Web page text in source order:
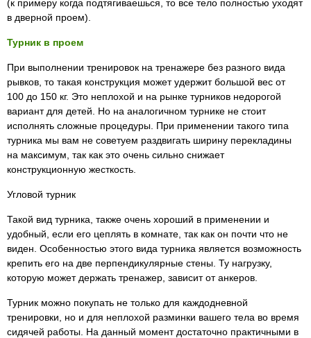
(к примеру когда подтягиваешься, то все тело полностью уходят
в дверной проем).
Турник в проем
При выполнении тренировок на тренажере без разного вида
рывков, то такая конструкция может удержит большой вес от
100 до 150 кг. Это неплохой и на рынке турников недорогой
вариант для детей. Но на аналогичном турнике не стоит
исполнять сложные процедуры. При применении такого типа
турника мы вам не советуем раздвигать ширину перекладины
на максимум, так как это очень сильно снижает
конструкционную жесткость.
Угловой турник
Такой вид турника, также очень хороший в применении и
удобный, если его цеплять в комнате, так как он почти что не
виден. Особенностью этого вида турника является возможность
крепить его на две перпендикулярные стены. Ту нагрузку,
которую может держать тренажер, зависит от анкеров.
Турник можно покупать не только для каждодневной
тренировки, но и для неплохой разминки вашего тела во время
сидячей работы. На данный момент достаточно практичными в